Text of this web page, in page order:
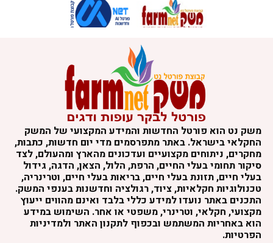
משק נט הוא פורטל החדשות והמידע המקצועי של המשק
החקלאי בישראל. באתר מתפרסמים מדי יום חדשות, כתבות,
מחקרים, ניתוחים מקצועיים ועדכונים מהארץ ומהעולם, לצד
סיקור תחומי בעלי החיים, הרפת, הלול, הצאן, הדגה, גידול
בעלי חיים, תזונת בעלי חיים, בריאות בעלי חיים, וטרינריה,
טכנולוגיות חקלאיות, ציוד, רגולציה וחדשנות בענפי המשק.
התכנים באתר נועדו למידע כללי בלבד ואינם מהווים ייעוץ
מקצועי, חקלאי, וטרינרי, משפטי או אחר. השימוש במידע
הוא באחריות המשתמש ובכפוף לתקנון האתר ולמדיניות
הפרטיות.